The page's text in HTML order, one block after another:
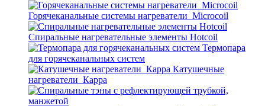
Горячеканальные системы нагреватели_Microcoil
Спиральные нагревательные элементы Hotcoil
Термопара
для горячеканальных систем
Катушечные
нагреватели_Карра